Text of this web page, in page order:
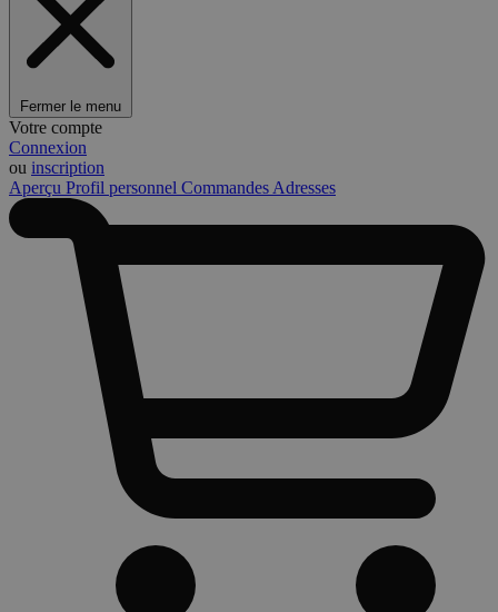
Fermer le menu
Votre compte
Connexion
ou inscription
Aperçu Profil personnel Commandes Adresses